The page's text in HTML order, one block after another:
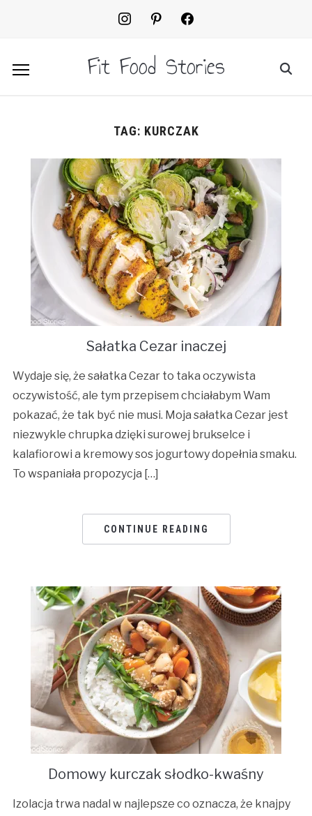
instagrampinterestfacebook2
Fit Food Stories
TAG: KURCZAK
Sałatka Cezar inaczej
Wydaje się, że sałatka Cezar to taka oczywista
oczywistość, ale tym przepisem chciałabym Wam
pokazać, że tak być nie musi. Moja sałatka Cezar jest
niezwykle chrupka dzięki surowej brukselce i
kalafiorowi a kremowy sos jogurtowy dopełnia smaku.
To wspaniała propozycja […]
CONTINUE READING
Domowy kurczak słodko-kwaśny
Izolacja trwa nadal w najlepsze co oznacza, że knajpy